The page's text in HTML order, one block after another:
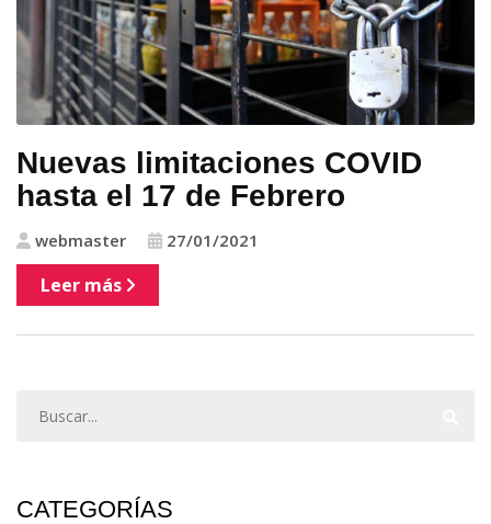
Nuevas limitaciones COVID
hasta el 17 de Febrero
webmaster 27/01/2021
Leer más
CATEGORÍAS